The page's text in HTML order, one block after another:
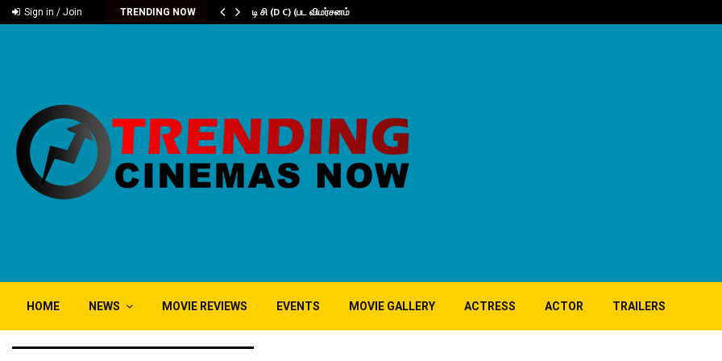
Sign in / Join TRENDING NOW
‘கரிகாலா’ டி சி (D C) (பட விமர்சனம்
HOME NEWS MOVIE REVIEWS EVENTS MOVIE GALLERY ACTRESS ACTOR TRAILERS